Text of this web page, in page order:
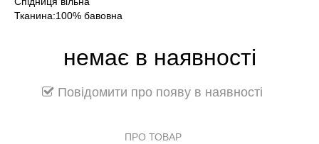
Тканина:100% бавовна
немає в наявності
Повідомити про появу в наявності
ПРО ТОВАР